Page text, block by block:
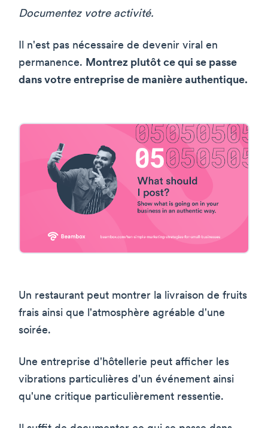
Documentez votre activité.
Il n'est pas nécessaire de devenir viral en
permanence. Montrez plutôt ce qui se passe
dans votre entreprise de manière authentique.
Un restaurant peut montrer la livraison de fruits
frais ainsi que l'atmosphère agréable d'une
soirée.
Une entreprise d'hôtellerie peut afficher les
vibrations particulières d'un événement ainsi
qu'une critique particulièrement ressentie.